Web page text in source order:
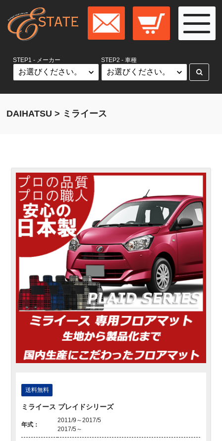
STEP1 - メーカー STEP2 - 車種
DAIHATSU > ミライース
送料無料
ミライース プレイドシリーズ
年式：
2011/9～2017/5
2017/5～